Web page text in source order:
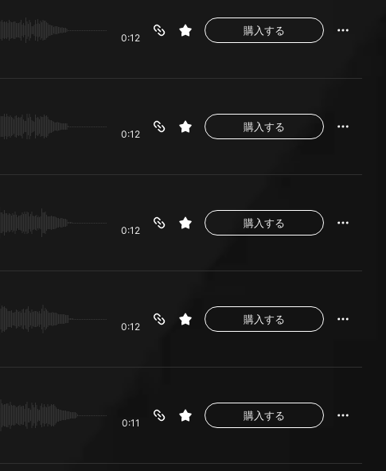
0:12
購入する
0:12
購入する
0:12
購入する
0:12
購入する
0:11
購入する